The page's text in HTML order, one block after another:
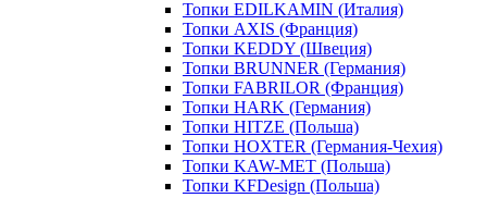
Топки EDILKAMIN (Италия)
Топки AXIS (Франция)
Топки KEDDY (Швеция)
Топки BRUNNER (Германия)
Топки FABRILOR (Франция)
Топки HARK (Германия)
Топки HITZE (Польша)
Топки HOXTER (Германия-Чехия)
Топки KAW-MET (Польша)
Топки KFDesign (Польша)